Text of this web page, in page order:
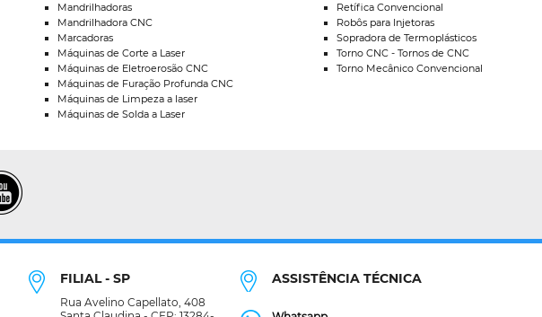
Mandrilhadoras
Mandrilhadora CNC
Marcadoras
Máquinas de Corte a Laser
Máquinas de Eletroerosão CNC
Máquinas de Furação Profunda CNC
Máquinas de Limpeza a laser
Máquinas de Solda a Laser
Retífica Convencional
Robôs para Injetoras
Sopradora de Termoplásticos
Torno CNC - Tornos de CNC
Torno Mecânico Convencional
FILIAL - SP
Rua Avelino Capellato, 408
ASSISTÊNCIA TÉCNICA